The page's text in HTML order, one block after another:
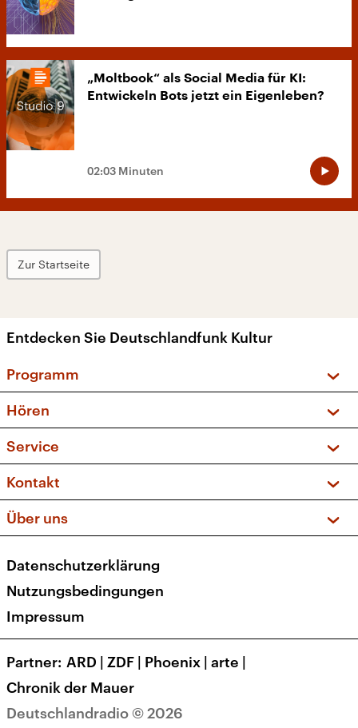
„Moltbook“ als Social Media für KI:
Entwickeln Bots jetzt ein Eigenleben?
02:03 Minuten
Zur Startseite
Entdecken Sie Deutschlandfunk Kultur
Programm
Sendungen und Podcasts
Musikliste
Kakadu – Das Kinderprogramm
Hören
Frequenzen (UKW + DAB+)
Service
FAQ
Apps
Newsletter
Veranstaltungen
Kontakt
Social Media
Über uns
Presse
Karriere
Transparenz
Deutschlandradio © 2026
Datenschutzerklärung
Nutzungsbedingungen
Impressum
Partner ARD | ZDF | Phoenix | arte |
Chronik der Mauer